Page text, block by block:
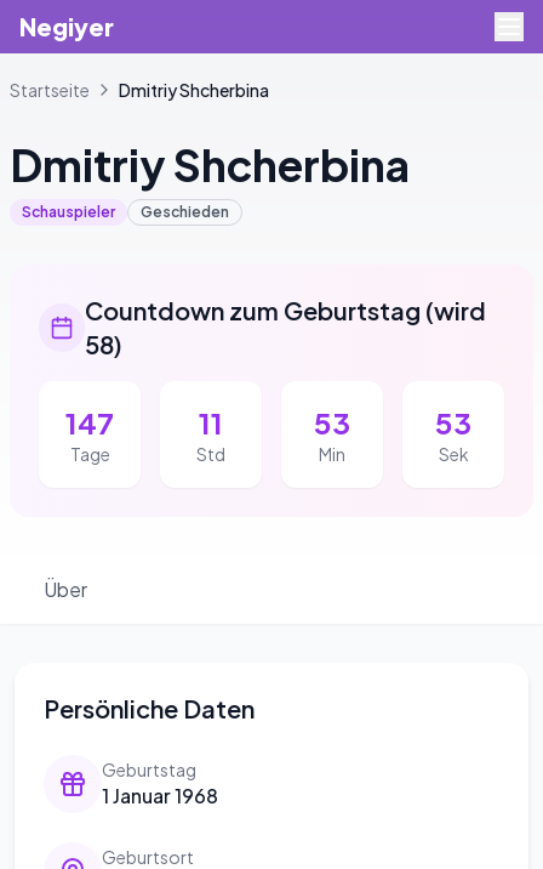
Negiyer
Startseite DmitriyShcherbina
DmitriyShcherbina
Schauspieler Geschieden
Countdown zum Geburtstag (wird
58)
147
Tage
11
Std
53
Min
53
Sek
Über
Persönliche Daten
Geburtstag
1 Januar 1968
Geburtsort